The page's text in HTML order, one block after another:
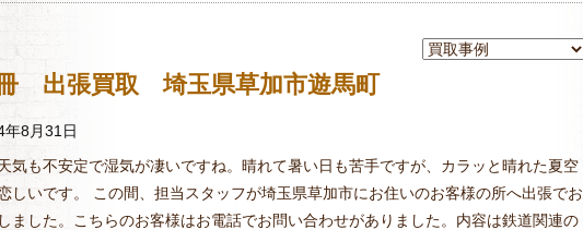
出張買取 埼玉県草加市遊馬町
年8月31日
気も不安定で湿気が凄いですね。晴れて暑い日も苦手ですが、カラッと晴れた夏空
しいです。 この間、担当スタッフが埼玉県草加市にお住いのお客様の所へ出張でお
ました。こちらのお客様はお電話でお問い合わせがありました。内容は鉄道関連の